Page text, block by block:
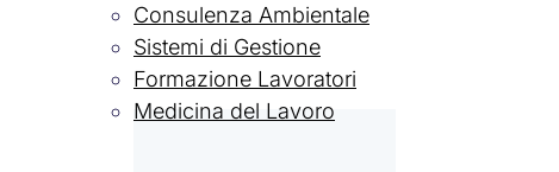
Consulenza Ambientale
Sistemi di Gestione
Formazione Lavoratori
Medicina del Lavoro